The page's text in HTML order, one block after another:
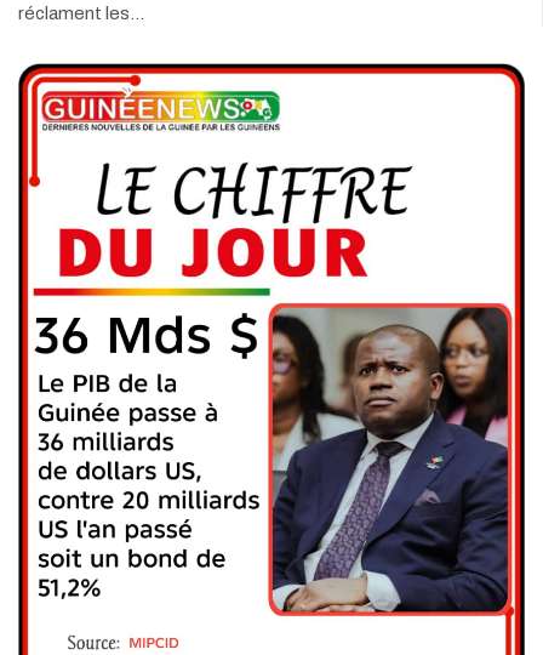
réclament les…